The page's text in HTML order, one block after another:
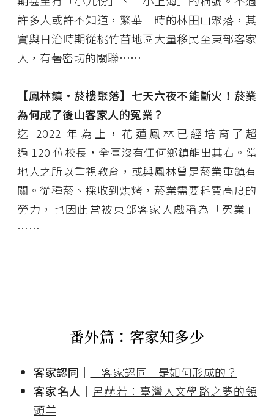
許多人或許不知道，繁華一時的林田山聚落，其
實與日治時期從桃竹苗地區大量移民至東部客家
人，有著密切的關聯……
【鳳林鎮・菸樓聚落】七天六夜不能斷火！菸業
為何成了後山客家人的冤業？​​​​​​​
迄 2022 年為止，花蓮鳳林已經培育了超
過 120 位校長，全臺沒有任何鄉鎮能出其右。當
地人之所以重視教育，或與鳳林曾是菸業重鎮有
關。從種菸、採收到烘烤，菸業需要耗費高度的
勞力，也因此常被東部客家人戲稱為「冤業」
……
番外篇：客家知多少
客家認同 ｜
「客家認同」是如何形成的？
客家名人 ｜ 呂赫若：臺灣人文學路之夢的領
頭羊